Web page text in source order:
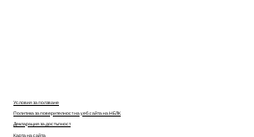
Условия за ползване
Политика за поверителност на уеб сайта на НЕЛК
Декларация за достъпност
Карта на сайта